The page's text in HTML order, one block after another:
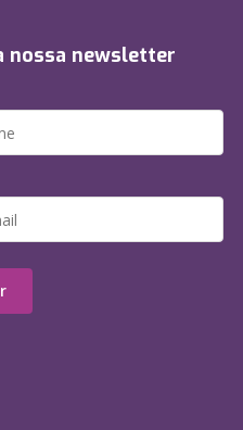
nossa newsletter